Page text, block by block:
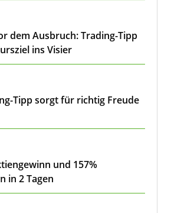
dem Ausbruch: Trading-Tipp
ins Visier
Tipp sorgt für richtig Freude
und 157%
in 2 Tagen